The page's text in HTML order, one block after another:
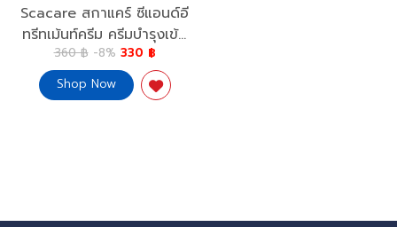
Scacare สกาแคร์ ซีแอนด์อี
ทรีทเม้นท์ครีม ครีมบำรุงเข้ม
ข้น 35 กรัมx2 C&E
Treatment Cream 35g.x2
ลดเลือนริ้วรอย รอยแผลเป็น
360 ฿ -8% 330 ฿
Shop Now